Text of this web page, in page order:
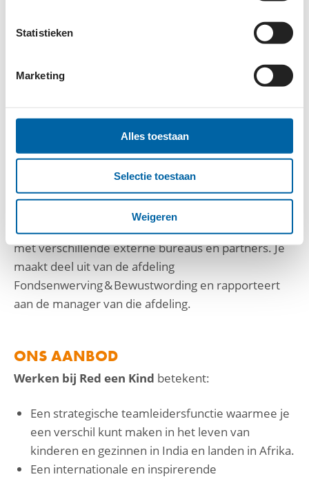
Statistieken
Marketing
Alles toestaan
Selectie toestaan
Weigeren
Je Nederlandse en Engelse taalvaardigheid is
medewerkers, vanuit het christelijke geloof, dat
Met wie werk je samen?
Je geeft leiding aan het Marketingteam dat verder
bestaat uit een Senior Marketeer, een Marketeer en
een Online Marketeer. Jullie werken dagelijks nauw
samen met het Communicatieteam en daarnaast
met verschillende externe bureaus en partners. Je
maakt deel uit van de afdeling
Fondsenwerving & Bewustwording en rapporteert
aan de manager van die afdeling.
ONS AANBOD
Werken bij Red een Kind betekent:
Een strategische teamleidersfunctie waarmee je
een verschil kunt maken in het leven van
kinderen en gezinnen in India en landen in Afrika.
Een internationale en inspirerende